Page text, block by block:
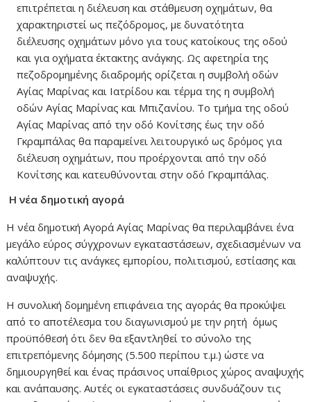
επιτρέπεται η διέλευση και στάθμευση οχημάτων, θα
χαρακτηριστεί ως πεζόδρομος, με δυνατότητα
διέλευσης οχημάτων μόνο για τους κατοίκους της οδού
και για οχήματα έκτακτης ανάγκης. Ως αφετηρία της
πεζοδρομημένης διαδρομής ορίζεται η συμβολή οδών
Αγίας Μαρίνας και Ιατρίδου και τέρμα της η συμβολή
οδών Αγίας Μαρίνας και Μπιζανίου. Το τμήμα της οδού
Αγίας Μαρίνας από την οδό Κονίτσης έως την οδό
Γκραμπάλας θα παραμείνει λειτουργικό ως δρόμος για
διέλευση οχημάτων, που προέρχονται από την οδό
Κονίτσης και κατευθύνονται στην οδό Γκραμπάλας.
Η νέα δημοτική αγορά
Η νέα δημοτική Αγορά Αγίας Μαρίνας θα περιλαμβάνει ένα
μεγάλο εύρος σύγχρονων εγκαταστάσεων, σχεδιασμένων να
καλύπτουν τις ανάγκες εμπορίου, πολιτισμού, εστίασης και
αναψυχής.
Η συνολική δομημένη επιφάνεια της αγοράς θα προκύψει
από το αποτέλεσμα του διαγωνισμού με την ρητή όμως
προϋπόθεσή ότι δεν θα εξαντληθεί το σύνολο της
επιτρεπόμενης δόμησης (5.500 περίπου τ.μ.) ώστε να
δημιουργηθεί και ένας πράσινος υπαίθριος χώρος αναψυχής
και ανάπαυσης. Αυτές οι εγκαταστάσεις συνδυάζουν τις